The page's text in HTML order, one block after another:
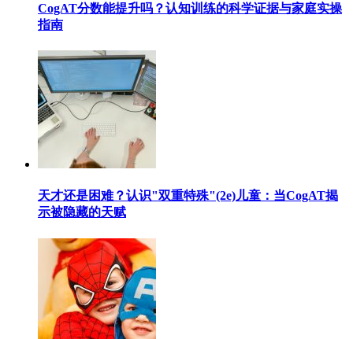
CogAT分数能提升吗？认知训练的科学证据与家庭实操
指南
天才还是困难？认识"双重特殊"(2e)儿童：当CogAT揭
示被隐藏的天赋